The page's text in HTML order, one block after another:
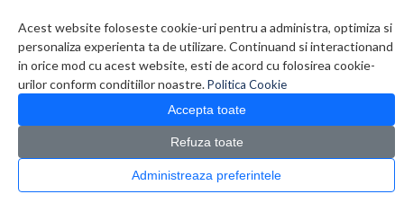
Acest website foloseste cookie-uri pentru a administra, optimiza si
personaliza experienta ta de utilizare. Continuand si interactionand
in orice mod cu acest website, esti de acord cu folosirea cookie-
urilor conform conditiilor noastre.Politica Cookie
Accepta toate
Refuza toate
Administreaza preferintele
0 produs(e)
CATALOG PRODUSE
Consumabile originale > Toner > Cartus Toner Canon CRG-711Y Yellow